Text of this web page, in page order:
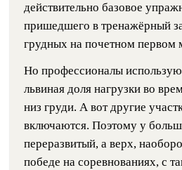
действительно базовое
пришедшего в тренажёрный
грудных на почетном первом
Но профессионалы
львиная доля нагрузки во
низ груди. А вот другие
включаются. Поэтому у
переразвитый, а верх,
победе на соревнованиях, с